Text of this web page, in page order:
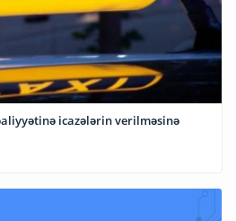
icazələrin verilməsinə